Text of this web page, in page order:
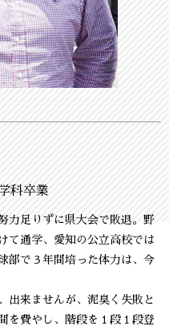
科卒業
力足りずに県大会で敗退。野
て通学、愛知の公立高校では
部で３年間培った体力は、今
出来ませんが、泥臭く失敗と
を費やし、階段を１段１段登